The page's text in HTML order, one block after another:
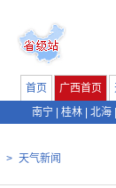
首页 广西首页
南宁
桂林 北海
> 天气新闻